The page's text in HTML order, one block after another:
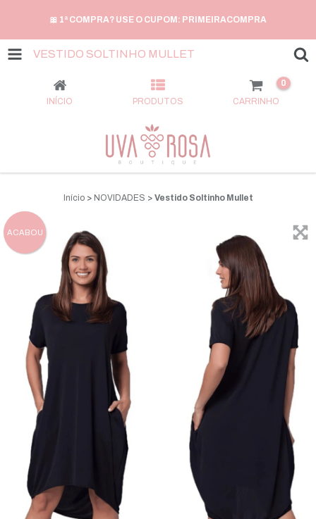
🎀 1ª COMPRA? USE O CUPOM: PRIMEIRACOMPRA
VESTIDO SOLTINHO MULLET
INÍCIO PRODUTOS CARRINHO
0
Início > NOVIDADES > Vestido Soltinho Mullet
ACABOU